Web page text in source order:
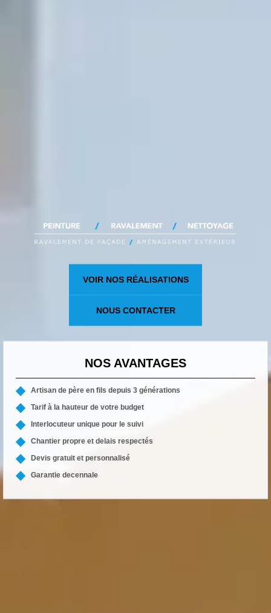
VOIR NOS RÉALISATIONS
NOUS CONTACTER
NOS AVANTAGES
Artisan de père en fils depuis 3 générations
Tarif à la hauteur de votre budget
Interlocuteur unique pour le suivi
Chantier propre et delais respectés
Devis gratuit et personnalisé
Garantie decennale